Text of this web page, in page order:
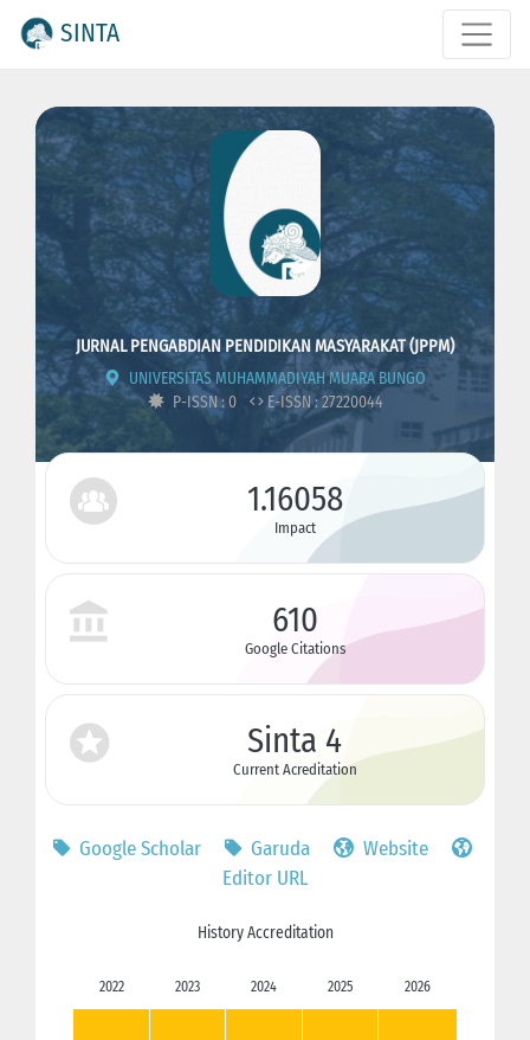
SINTA
JURNAL PENGABDIAN PENDIDIKAN MASYARAKAT (JPPM)
UNIVERSITAS MUHAMMADIYAH MUARA BUNGO
P-ISSN : 0
E-ISSN : 27220044
1.16058
Impact
610
Google Citations
Sinta 4
Current Acreditation
Google Scholar Garuda
Website
Editor URL
History Accreditation
2022 2023 2024 2025 2026